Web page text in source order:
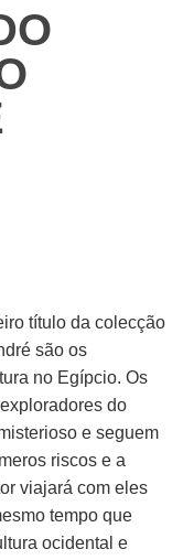
título da colecção
são os
no Egípcio. Os
do
e seguem
riscos e a
viajará com eles
tempo que
ocidental e